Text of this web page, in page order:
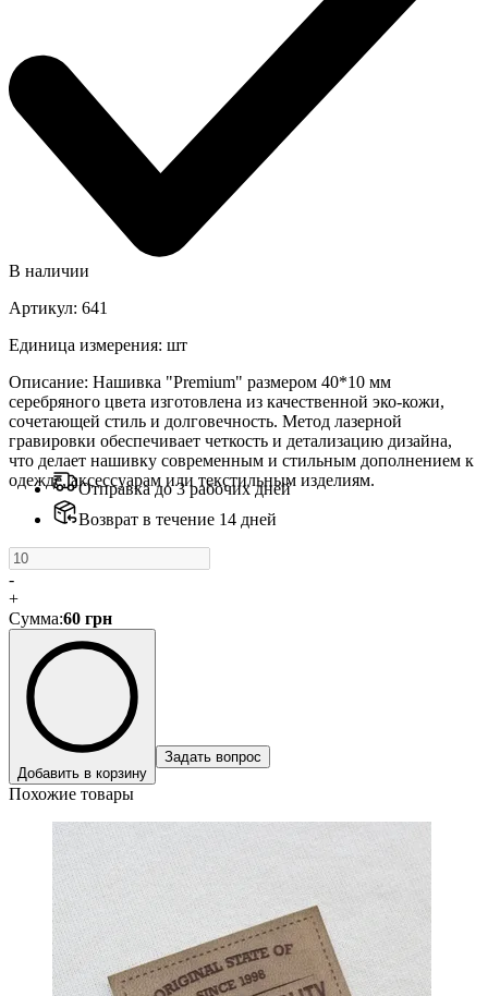
В наличии
Артикул: 641
Единица измерения: шт
Описание: Нашивка "Premium" размером 40*10 мм
серебряного цвета изготовлена ​​из качественной эко-кожи,
сочетающей стиль и долговечность. Метод лазерной
гравировки обеспечивает четкость и детализацию дизайна,
что делает нашивку современным и стильным дополнением к
одежде, аксессуарам или текстильным изделиям.
Отправка до 3 рабочих дней
Возврат в течение 14 дней
-
+
Сумма:60 грн
Добавить в корзину
Задать вопрос
Похожие товары